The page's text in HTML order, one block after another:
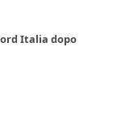
Italia dopo